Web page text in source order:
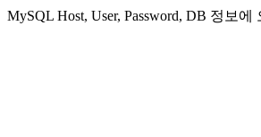
MySQL Host, User, Password, DB 정보